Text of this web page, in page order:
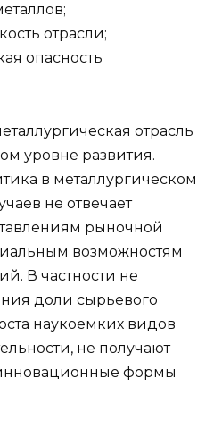
отрасли;
опасность
отрасль
уровне развития.
в металлургическом
не отвечает
рыночной
возможностям
В частности не
доли сырьевого
наукоемких видов
не получают
формы